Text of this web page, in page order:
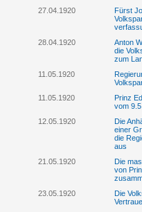
27.04.1920
Fürst
28.04.1920
Anton
die
zum
11.05.1920
11.05.1920
Prinz
vom
12.05.1920
Die
einer
die
aus
21.05.1920
Die
von
23.05.1920
Die